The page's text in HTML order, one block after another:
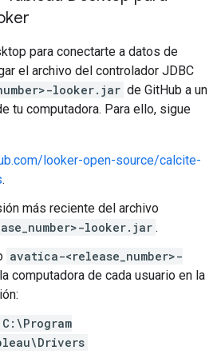
para conectarte a datos de
el archivo del controlador JDBC
looker.jar de GitHub a un
tu computadora. Para ello, sigue
looker-open-source/calcite-
.
más reciente del archivo
looker.jar .
avatica-<release_number>-
computadora de cada usuario en la
C:\Program